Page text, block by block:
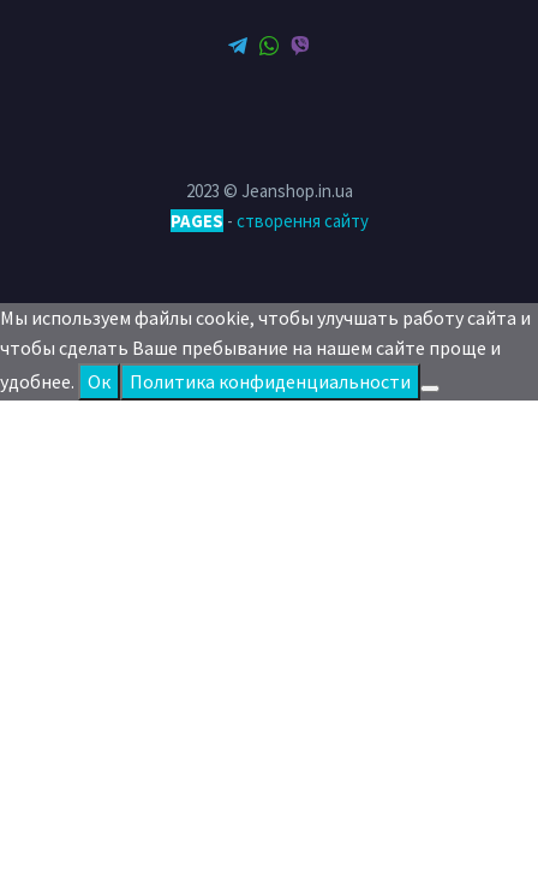
2023 © Jeanshop.in.ua
PAGES - створення сайту
Мы используем файлы cookie, чтобы улучшать работу сайта и
чтобы сделать Ваше пребывание на нашем сайте проще и
удобнее. Oк Политика конфиденциальности